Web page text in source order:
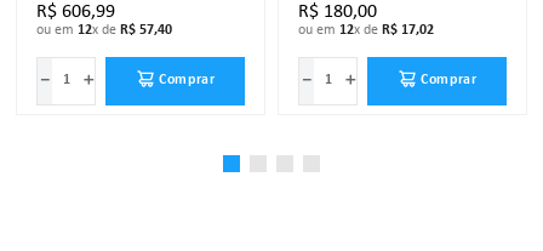
R$ 606,99
ou em 12x de R$ 57,40
＋
－ Comprar
R$ 180,00
ou em 12x de R$ 17,02
＋
－ Comprar